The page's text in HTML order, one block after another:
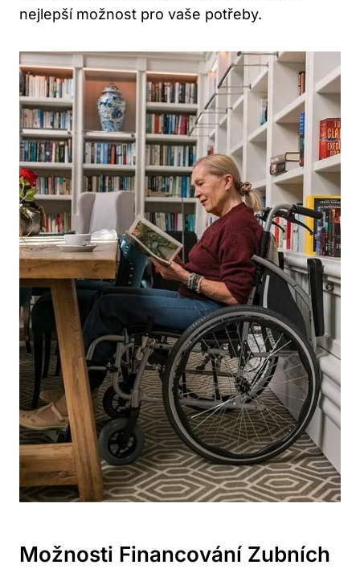
nejlepší možnost pro vaše potřeby.
Možnosti Financování Zubních